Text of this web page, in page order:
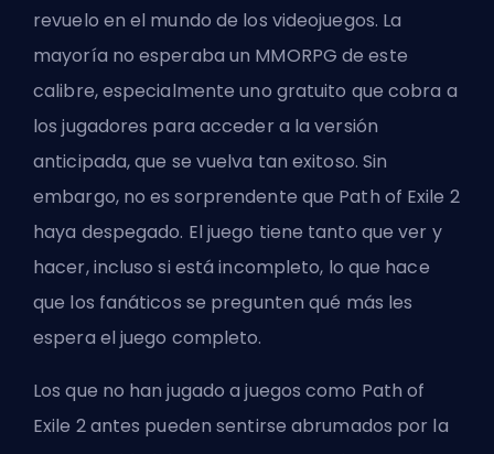
revuelo en el mundo de los videojuegos. La
mayoría no esperaba un MMORPG de este
calibre, especialmente uno gratuito que cobra a
los jugadores para acceder a la versión
anticipada, que se vuelva tan exitoso. Sin
embargo, no es sorprendente que Path of Exile 2
haya despegado. El juego tiene tanto que ver y
hacer, incluso si está incompleto, lo que hace
que los fanáticos se pregunten qué más les
espera el juego completo.
Los que no han jugado a juegos como Path of
Exile 2 antes pueden sentirse abrumados por la